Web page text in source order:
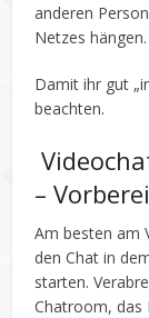
anderen
Netzes hängen.
Damit ihr gut
beachten.
–
Am besten am
den Chat in
starten.
Chatroom, das